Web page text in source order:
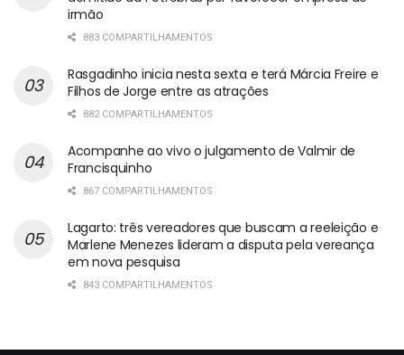
irmão
883 COMPARTILHAMENTOS
Rasgadinho inicia nesta sexta e terá Márcia Freire e
Filhos de Jorge entre as atrações
882 COMPARTILHAMENTOS
Acompanhe ao vivo o julgamento de Valmir de
Francisquinho
867 COMPARTILHAMENTOS
Lagarto: três vereadores que buscam a reeleição e
Marlene Menezes lideram a disputa pela vereança
em nova pesquisa
843 COMPARTILHAMENTOS